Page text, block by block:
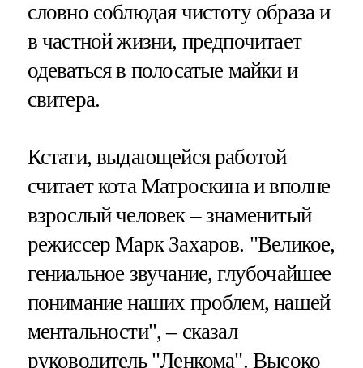
словно соблюдая чистоту образа и
в частной жизни, предпочитает
одеваться в полосатые майки и
свитера.
Кстати, выдающейся работой
считает кота Матроскина и вполне
взрослый человек – знаменитый
режиссер Марк Захаров. "Великое,
гениальное звучание, глубочайшее
понимание наших проблем, нашей
ментальности", – сказал
руководитель "Ленкома". Высоко